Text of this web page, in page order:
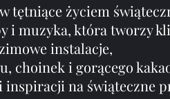
tętniące życiem
i muzyka, która tworzy
instalacje,
choinek i gorącego
na świąteczne